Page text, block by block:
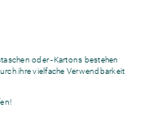
oder -Kartons bestehen
ihre vielfache Verwendbarkeit